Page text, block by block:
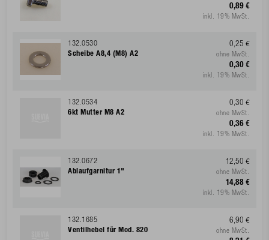
0,89 €
inkl. 19% MwSt.
132.0530
Scheibe A8,4 (M8) A2
0,25 €
ohne MwSt.
0,30 €
inkl. 19% MwSt.
132.0534
6kt Mutter M8 A2
0,30 €
ohne MwSt.
0,36 €
inkl. 19% MwSt.
132.0672
Ablaufgarnitur 1"
12,50 €
ohne MwSt.
14,88 €
inkl. 19% MwSt.
132.1685
Ventilhebel für Mod. 820
6,90 €
ohne MwSt.